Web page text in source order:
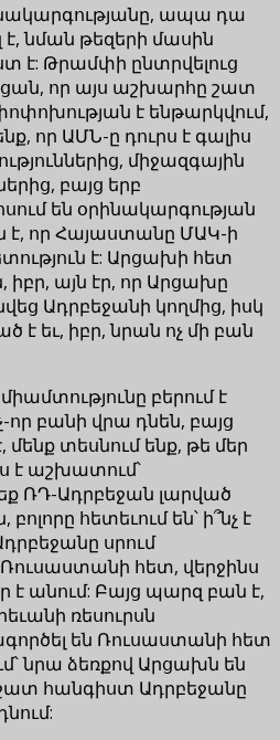
ապա դա
նման թեզերի մասին
է: Թրամփի ընտրվելուց
որ այս աշխարհը շատ
է ենթարկվում,
որ ԱՄՆ-ը դուրս է գալիս
միջազգային
բայց երբ
են օրինակարգության
որ Հայաստանը ՄԱԿ-ի
է: Արցախի հետ
իբր, այն էր, որ Արցախը
Ադրբեջանի կողմից, իսկ
եւ, իբր, նրան ոչ մի բան
բերում է
որ բանի վրա դնեն, բայց
տեսնում ենք, թե մեր
է աշխատում՝
ՌԴ-Ադրբեջան լարված
հետեւում են՝ ի՞նչ է
սրում
Ռուսաստանի հետ, վերջինս
է անում: Բայց պարզ բան է,
ռեսուրսն
են Ռուսաստանի հետ
նրա ձեռքով Արցախն են
շատ հանգիստ Ադրբեջանը